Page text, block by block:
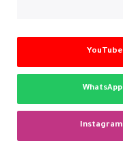
YouTube
WhatsApp
Instagram